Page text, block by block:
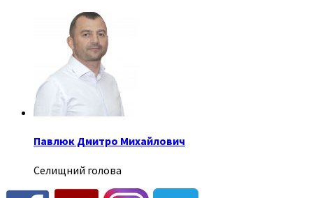
Павлюк Дмитро Михайлович
Селищний голова